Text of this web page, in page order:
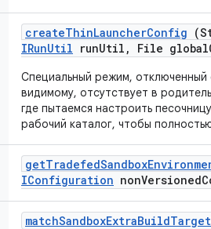
createThinLauncherConfig
IRunUtil runUtil , File global
Специальный режим, отключенный
видимому, отсутствует в
где пытаемся настроить
рабочий каталог, чтобы
getTradefedSandbox
IConfiguration nonVersioned
matchSandboxExtraBuildTarget